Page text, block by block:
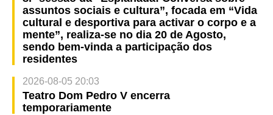
assuntos sociais e cultura”, focada em “Vida
cultural e desportiva para activar o corpo e a
mente”, realiza-se no dia 20 de Agosto,
sendo bem-vinda a participação dos
residentes
2026-08-05 20:03
Teatro Dom Pedro V encerra
temporariamente